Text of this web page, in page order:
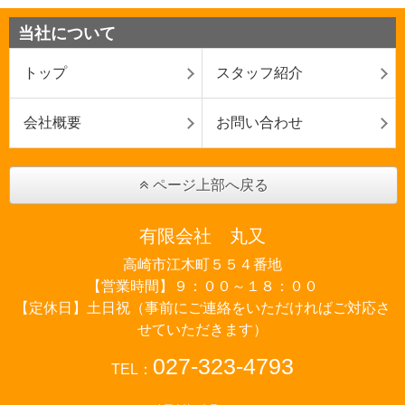
当社について
トップ スタッフ紹介
会社概要 お問い合わせ
ページ上部へ戻る
有限会社 丸又
高崎市江木町５５４番地
【営業時間】９：００～１８：００
【定休日】土日祝（事前にご連絡をいただければご対応さ
せていただきます）
TEL： 027-323-4793